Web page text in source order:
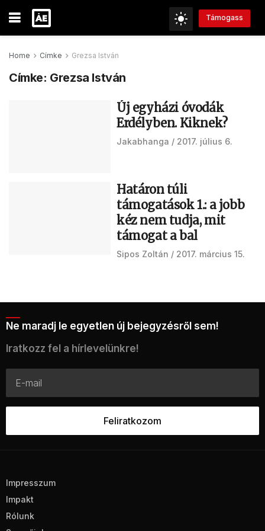
Támogass
Home Címke Grezsa István
Címke: Grezsa István
Új egyházi óvodák
Erdélyben. Kiknek?
Jakabhanga 2017. július 6.
Határon túli
támogatások 1.: a jobb
kéz nem tudja, mit
támogat a bal
Sipos Zoltán 2017. március 15.
Ne maradj le egyetlen új bejegyzésről sem!
Iratkozz fel a hírlevelünkre!
Impresszum
Impakt
Rólunk